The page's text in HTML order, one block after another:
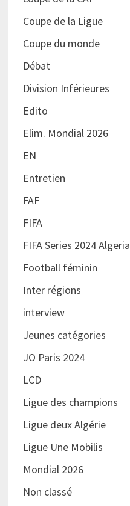
Coupe de la Ligue
Coupe du monde
Débat
Division Inférieures
Edito
Elim. Mondial 2026
EN
Entretien
FAF
FIFA
FIFA Series 2024 Algeria
Football féminin
Inter régions
interview
Jeunes catégories
JO Paris 2024
LCD
Ligue des champions
Ligue deux Algérie
Ligue Une Mobilis
Mondial 2026
Non classé